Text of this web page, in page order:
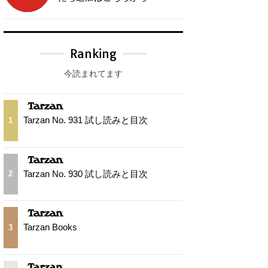
Ranking
今読まれてます
1 Tarzan No. 931 試し読みと目次
2 Tarzan No. 930 試し読みと目次
3 Tarzan Books